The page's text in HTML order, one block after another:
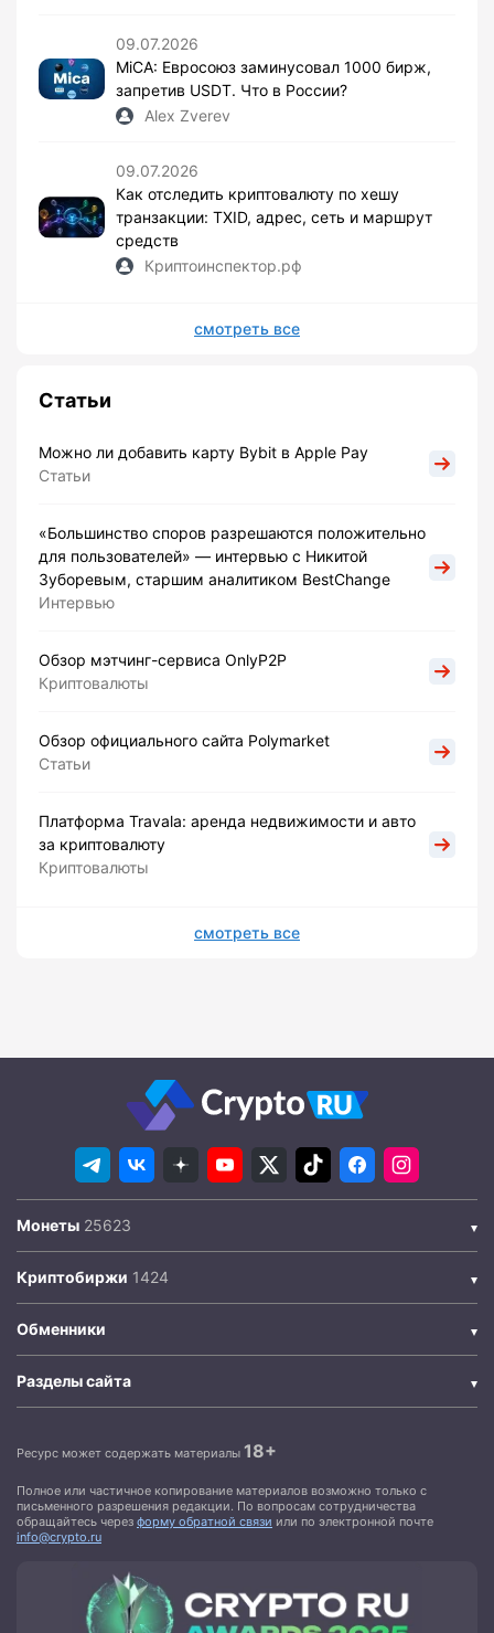
09.07.2026
MiCA: Евросоюз заминусовал 1000 бирж,
запретив USDT. Что в России?
Alex Zverev
09.07.2026
Как отследить криптовалюту по хешу
транзакции: TXID, адрес, сеть и маршрут
средств
Криптоинспектор.рф
смотреть все
Статьи
Можно ли добавить карту Bybit в Apple Pay
Статьи
«Большинство споров разрешаются положительно
для пользователей» — интервью с Никитой
Зуборевым, старшим аналитиком BestChange
Интервью
Обзор мэтчинг-сервиса OnlyP2P
Криптовалюты
Обзор официального сайта Polymarket
Статьи
Платформа Travala: аренда недвижимости и авто
за криптовалюту
Криптовалюты
смотреть все
Монеты
Криптобиржи
Обменники
Разделы сайта
Ресурс может содержать материалы 18+
Полное или частичное копирование материалов возможно только с
письменного разрешения редакции. По вопросам сотрудничества
обращайтесь через форму обратной связи или по электронной почте
info@crypto.ru